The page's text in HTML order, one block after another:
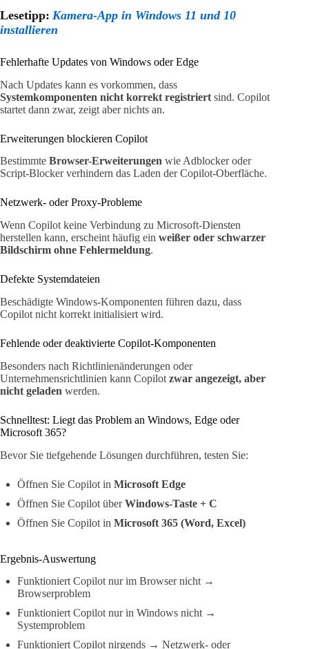
Lesetipp: Kamera-App in Windows 11 und 10
installieren
Fehlerhafte Updates von Windows oder Edge
Nach Updates kann es vorkommen, dass
Systemkomponenten nicht korrekt registriert sind. Copilot
startet dann zwar, zeigt aber nichts an.
Erweiterungen blockieren Copilot
Bestimmte Browser-Erweiterungen wie Adblocker oder
Script-Blocker verhindern das Laden der Copilot-Oberfläche.
Netzwerk- oder Proxy-Probleme
Wenn Copilot keine Verbindung zu Microsoft-Diensten
herstellen kann, erscheint häufig ein weißer oder schwarzer
Bildschirm ohne Fehlermeldung.
Defekte Systemdateien
Beschädigte Windows-Komponenten führen dazu, dass
Copilot nicht korrekt initialisiert wird.
Fehlende oder deaktivierte Copilot-Komponenten
Besonders nach Richtlinienänderungen oder
Unternehmensrichtlinien kann Copilot zwar angezeigt, aber
nicht geladen werden.
Schnelltest: Liegt das Problem an Windows, Edge oder
Microsoft 365?
Bevor Sie tiefgehende Lösungen durchführen, testen Sie:
Öffnen Sie Copilot in Microsoft Edge
Öffnen Sie Copilot überWindows-Taste + C
Öffnen Sie Copilot in Microsoft 365 (Word, Excel)
Ergebnis-Auswertung
Funktioniert Copilot nur im Browser nicht →
Browserproblem
Funktioniert Copilot nur in Windows nicht →
Systemproblem
Funktioniert Copilot nirgends → Netzwerk- oder